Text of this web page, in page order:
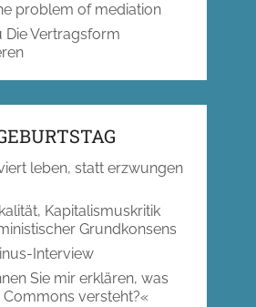
problem of mediation
Die Vertragsform
leben, statt erzwungen
Kapitalismuskritik
Grundkonsens
Interview
Sie mir erklären, was
versteht?«